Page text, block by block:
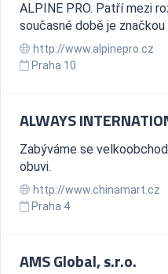
ALPINE PRO. Patří mezi
současné době je
http://www.alpinepro.cz
Praha 10
ALWAYS
Zabýváme se
obuvi.
http://www.chinamart.cz
Praha 4
AMS Global, s.r.o.